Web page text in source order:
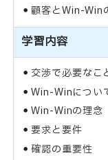
顧客とWin-Win
学習内容
交渉で必要なこ
Win-Winについ
Win-Winの理念
要求と要件
確認の重要性